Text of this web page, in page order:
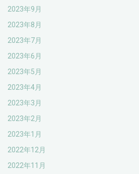
2023年9月
2023年8月
2023年7月
2023年6月
2023年5月
2023年4月
2023年3月
2023年2月
2023年1月
2022年12月
2022年11月